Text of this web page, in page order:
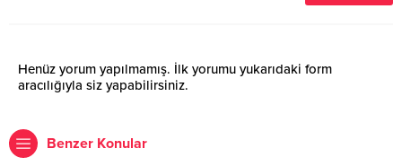
Henüz yorum yapılmamış. İlk yorumu yukarıdaki form
aracılığıyla siz yapabilirsiniz.
Benzer Konular